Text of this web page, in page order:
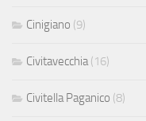
Cinigiano (9)
Civitavecchia (16)
Civitella Paganico (8)